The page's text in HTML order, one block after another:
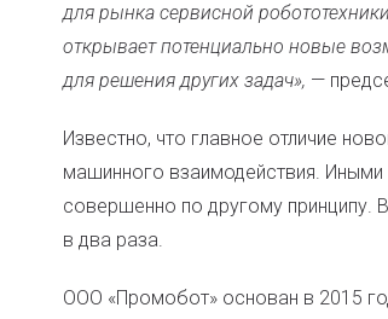
для рынка сервисной
открывает потенциально новые
для решения других задач», —
Известно, что главное отличие
машинного взаимодействия.
совершенно по другому принципу.
в два раза.
ООО «Промобот» основан в 2015